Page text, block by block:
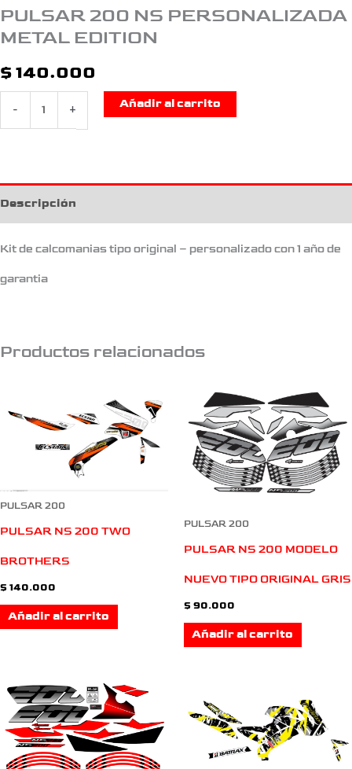
PULSAR 200 NS PERSONALIZADA
METAL EDITION
$ 140.000
- +
Añadir al carrito
Descripción
Kit de calcomanias tipo original – personalizado con 1 año de
garantia
Productos relacionados
PULSAR 200
PULSAR NS 200 TWO
BROTHERS
$ 140.000
Añadir al carrito
PULSAR 200
PULSAR NS 200 MODELO
NUEVO TIPO ORIGINAL GRIS
$ 90.000
Añadir al carrito